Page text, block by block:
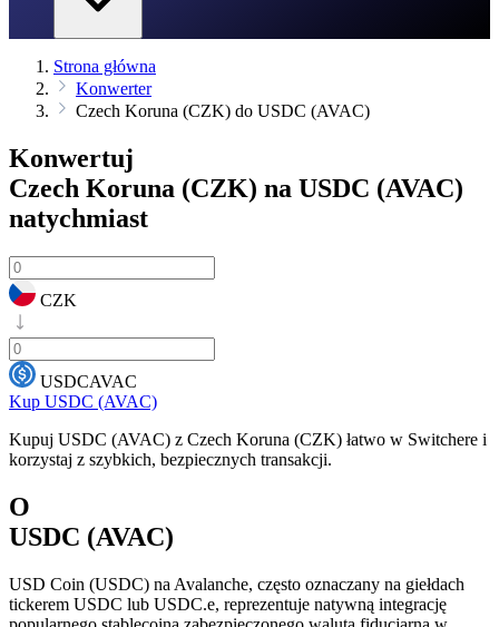
Strona główna
Konwerter
Czech Koruna (CZK) do USDC (AVAC)
Konwertuj
Czech Koruna (CZK) na USDC (AVAC)
natychmiast
CZK
USDCAVAC
Kup USDC (AVAC)
Kupuj USDC (AVAC) z Czech Koruna (CZK) łatwo w Switchere i
korzystaj z szybkich, bezpiecznych transakcji.
O
USDC (AVAC)
USD Coin (USDC) na Avalanche, często oznaczany na giełdach
tickerem USDC lub USDC.e, reprezentuje natywną integrację